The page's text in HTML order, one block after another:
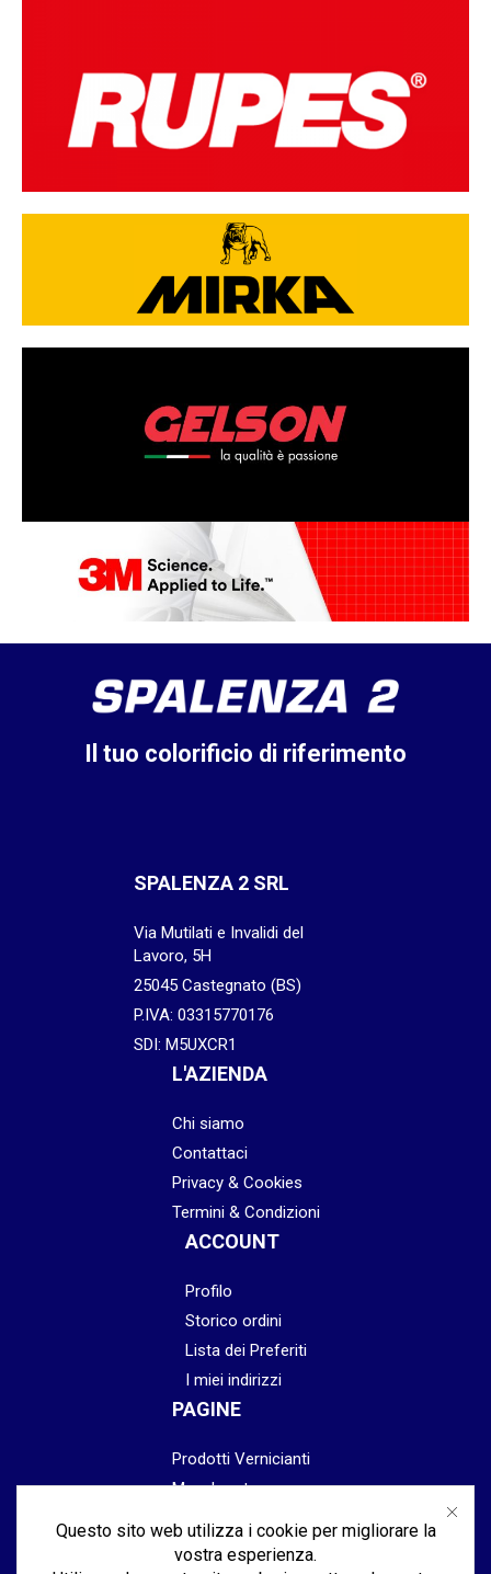
Il tuo colorificio di riferimento
SPALENZA 2 SRL
Via Mutilati e Invalidi del
Lavoro, 5H
25045 Castegnato (BS)
P.IVA: 03315770176
SDI: M5UXCR1
L'AZIENDA
Chi siamo
Contattaci
Privacy & Cookies
Termini & Condizioni
ACCOUNT
Profilo
Storico ordini
Lista dei Preferiti
I miei indirizzi
PAGINE
Prodotti Vernicianti
Mascheratura
Abrasivi
Questo sito web utilizza i cookie per migliorare la
vostra esperienza.